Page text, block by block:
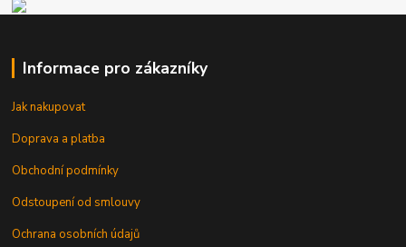
Informace pro zákazníky
Jak nakupovat
Doprava a platba
Obchodní podmínky
Odstoupení od smlouvy
Ochrana osobních údajů